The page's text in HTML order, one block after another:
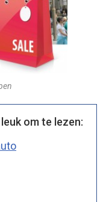
om te lezen: